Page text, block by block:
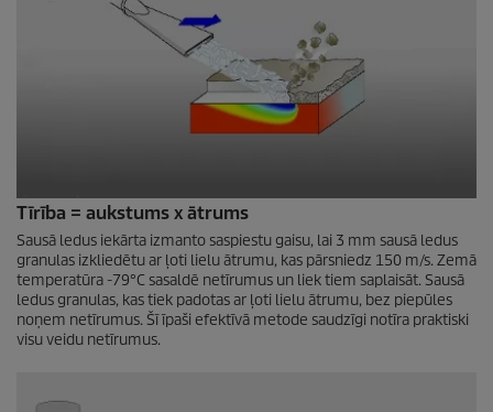
Tīrība = aukstums x ātrums
Sausā ledus iekārta izmanto saspiestu gaisu, lai 3 mm sausā ledus
granulas izkliedētu ar ļoti lielu ātrumu, kas pārsniedz 150 m/s. Zemā
temperatūra -79°C sasaldē netīrumus un liek tiem saplaisāt. Sausā
ledus granulas, kas tiek padotas ar ļoti lielu ātrumu, bez piepūles
noņem netīrumus. Šī īpaši efektīvā metode saudzīgi notīra praktiski
visu veidu netīrumus.